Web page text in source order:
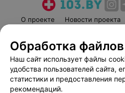
О проекте Новости проекта
Пользовательское
Вакансии
Написать
Обработка
Наш сайт использует файлы
удобства пользователей сайта,
статистики и предоставления
рекомендаций.